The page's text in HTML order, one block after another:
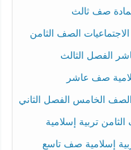
صف ثالث
الصف الثامن
الفصل الثالث
صف عاشر
الخامس الفصل الثاني
تربية إسلامية
إسلامية صف تاسع